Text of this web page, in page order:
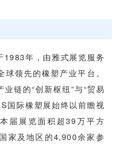
年，由雅式展览服务
领先的橡塑产业平台。
链的“创新枢纽”与“贸易
国际橡塑展始终以前瞻视
届展览面积超39万平方
家及地区的4,900余家参